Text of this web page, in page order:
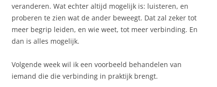
veranderen. Wat echter altijd mogelijk is: luisteren, en
proberen te zien wat de ander beweegt. Dat zal zeker tot
meer begrip leiden, en wie weet, tot meer verbinding. En
dan is alles mogelijk.
Volgende week wil ik een voorbeeld behandelen van
iemand die die verbinding in praktijk brengt.